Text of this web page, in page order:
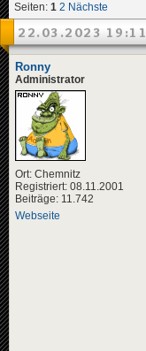
Seiten: 1 2 Nächste
22.03.2023 19:11
Ronny
Administrator
Ort: Chemnitz
Registriert: 08.11.2001
Beiträge: 11.742
Webseite